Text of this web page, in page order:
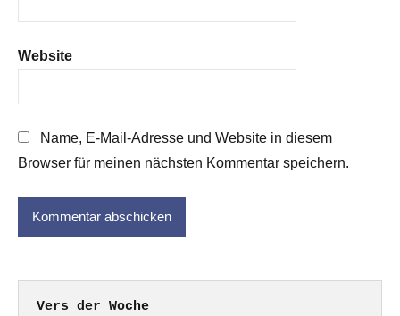
Website
Name, E-Mail-Adresse und Website in diesem
Browser für meinen nächsten Kommentar speichern.
Vers der Woche